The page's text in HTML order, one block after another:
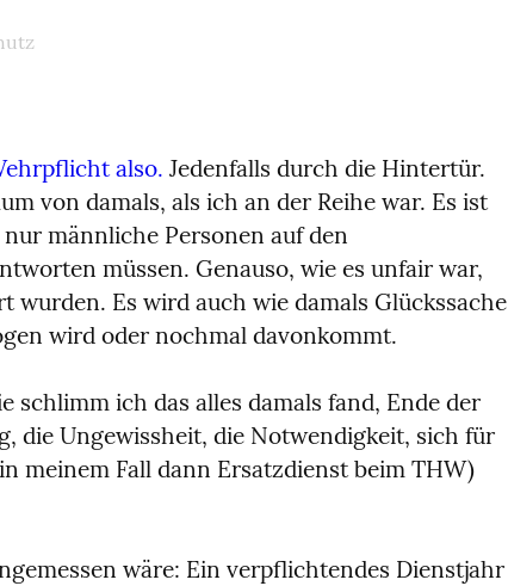
also. Jedenfalls durch die Hintertür.
von damals, als ich an der Reihe war. Es ist
männliche Personen auf den
müssen. Genauso, wie es unfair war,
wurden. Es wird auch wie damals Glückssache
wird oder nochmal davonkommt.
schlimm ich das alles damals fand, Ende der
die Ungewissheit, die Notwendigkeit, sich für
meinem Fall dann Ersatzdienst beim THW)
wäre: Ein verpflichtendes Dienstjahr